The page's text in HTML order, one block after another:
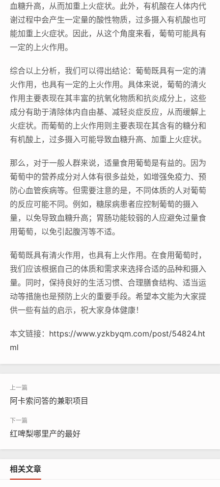
血糖升高，从而加重上火症状。此外，有机酸在人体内代
谢过程中会产生一定量的酸性物质，过多摄入有机酸也可
能加重上火症状。因此，从这个角度来看，葡萄可能具有
一定的上火作用。
综合以上分析，我们可以得出结论：葡萄既具有一定的清
火作用，也具有一定的上火作用。具体来说，葡萄的清火
作用主要表现在其丰富的抗氧化物质和抗炎成分上，这些
成分有助于清除体内自由基、减轻炎症反应，从而缓解上
火症状。而葡萄的上火作用则主要表现在其含有的糖分和
有机酸上，过多摄入可能导致血糖升高、加重上火症状。
那么，对于一般人群来说，适量食用葡萄是有益的。因为
葡萄中的营养成分对人体有很多益处，如增强免疫力、预
防心血管疾病等。但需要注意的是，不同体质的人对葡萄
的反应可能不同。例如，糖尿病患者应控制葡萄的摄入
量，以免导致血糖升高；胃肠功能较弱的人应避免过量食
用葡萄，以免引起腹泻等不适。
葡萄既具有清火作用，也具有上火作用。在食用葡萄时，
我们应该根据自己的体质和需求来选择合适的品种和摄入
量。同时，保持良好的生活习惯、合理膳食结构、适当运
动等措施也是预防上火的重要手段。希望本文能为大家提
供一些有益的启示，祝大家身体健康！
本文链接： https://www.yzkbyqm.com/post/54824.ht
ml
阿卡索问答的兼职项目
红啤梨哪里产的最好
相关文章